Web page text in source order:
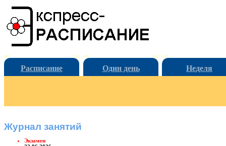
Расписание Один день Неделя
Журнал занятий
Экзамен